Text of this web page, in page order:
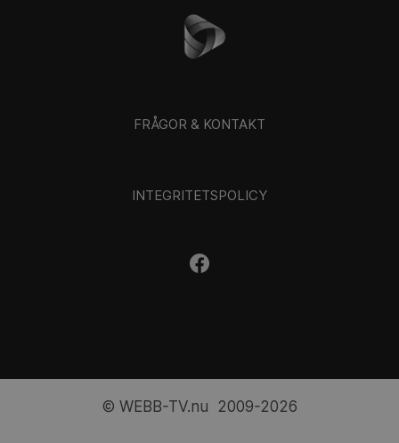
FRÅGOR & KONTAKT
INTEGRITETSPOLICY
© WEBB-TV.nu 2009-2026